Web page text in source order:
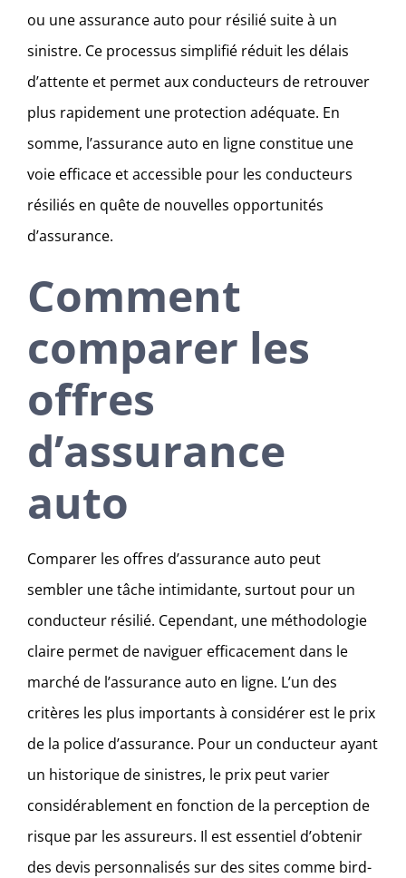
ou une assurance auto pour résilié suite à un
sinistre. Ce processus simplifié réduit les délais
d’attente et permet aux conducteurs de retrouver
plus rapidement une protection adéquate. En
somme, l’assurance auto en ligne constitue une
voie efficace et accessible pour les conducteurs
résiliés en quête de nouvelles opportunités
d’assurance.
Comment
comparer les
offres
d’assurance
auto
Comparer les offres d’assurance auto peut
sembler une tâche intimidante, surtout pour un
conducteur résilié. Cependant, une méthodologie
claire permet de naviguer efficacement dans le
marché de l’assurance auto en ligne. L’un des
critères les plus importants à considérer est le prix
de la police d’assurance. Pour un conducteur ayant
un historique de sinistres, le prix peut varier
considérablement en fonction de la perception de
risque par les assureurs. Il est essentiel d’obtenir
des devis personnalisés sur des sites comme bird-